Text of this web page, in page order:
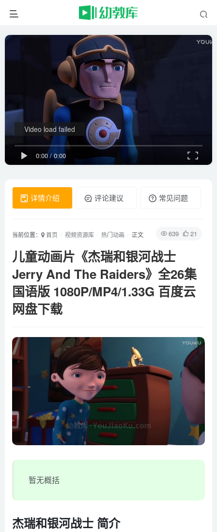
0:00/0:00
Video load failed
详情介绍 评论建议 常见问题
639 21
当前位置： 首页 视频资源库 热门动画 正文
儿童动画片《杰瑞和银河战士
Jerry And The Raiders》全26集
国语版 1080P/MP4/1.33G 百度云
网盘下载
暂无概括
杰瑞和银河战士 简介